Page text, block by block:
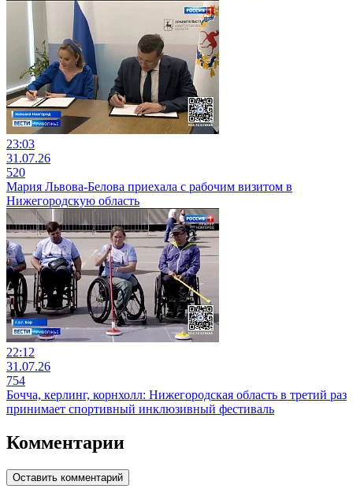
23:03
31.07.26
520
Мария Львова-Белова приехала с рабочим визитом в
Нижегородскую область
22:12
31.07.26
754
Бочча, керлинг, корнхолл: Нижегородская область в третий раз
принимает спортивный инклюзивный фестиваль
Комментарии
Оставить комментарий